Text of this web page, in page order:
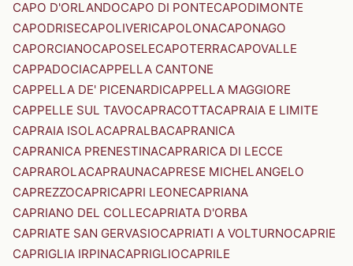
CAPO D'ORLANDOCAPO DI PONTECAPODIMONTE
CAPODRISECAPOLIVERICAPOLONACAPONAGO
CAPORCIANOCAPOSELECAPOTERRACAPOVALLE
CAPPADOCIACAPPELLA CANTONE
CAPPELLA DE' PICENARDICAPPELLA MAGGIORE
CAPPELLE SUL TAVOCAPRACOTTACAPRAIA E LIMITE
CAPRAIA ISOLACAPRALBACAPRANICA
CAPRANICA PRENESTINACAPRARICA DI LECCE
CAPRAROLACAPRAUNACAPRESE MICHELANGELO
CAPREZZOCAPRICAPRI LEONECAPRIANA
CAPRIANO DEL COLLECAPRIATA D'ORBA
CAPRIATE SAN GERVASIOCAPRIATI A VOLTURNOCAPRIE
CAPRIGLIA IRPINACAPRIGLIOCAPRILE